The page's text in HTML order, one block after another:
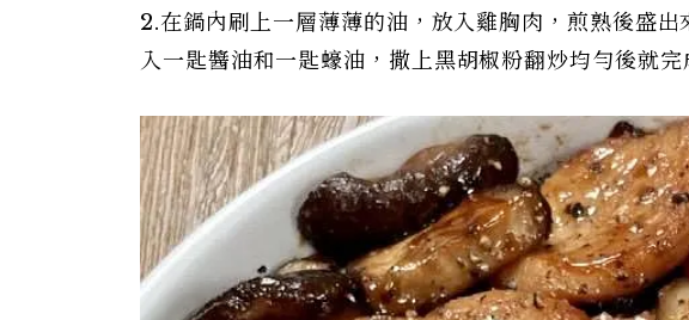
2.在鍋內刷上一層薄薄的油，放入雞胸肉，煎熟後盛
入一匙醬油和一匙蠔油，撒上黑胡椒粉翻炒均勻後就完